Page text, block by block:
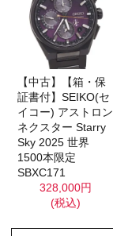
【中古】【箱・保
証書付】SEIKO(セ
イコー) アストロン
ネクスター Starry
Sky 2025 世界
1500本限定
SBXC171
328,000円
(税込)